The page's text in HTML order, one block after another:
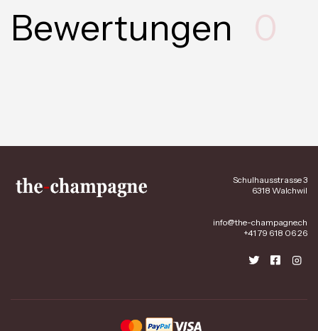
Bewertungen 0
Schulhausstrasse 3
6318 Walchwil
info@the-champagne.ch
+41 79 618 06 26